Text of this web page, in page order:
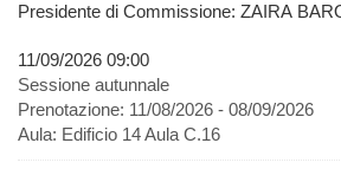
Presidente di Commissione: ZAIRA
11/09/2026 09:00
Sessione autunnale
Prenotazione: 11/08/2026 - 08/09/2026
Aula: Edificio 14 Aula C.16